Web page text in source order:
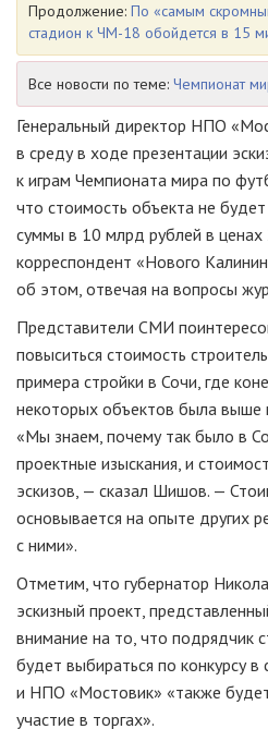
Продолжение: По «самым
стадион к ЧМ-18 обойдется в 15
Все новости по теме: Чемпионат
Генеральный директор НПО
в среду в ходе презентации
к играм Чемпионата мира по
что стоимость объекта не
суммы в 10 млрд рублей в
корреспондент «Нового
об этом, отвечая на вопросы
Представители СМИ
повыситься стоимость
примера стройки в Сочи, где
некоторых объектов была выше
«Мы знаем, почему так было в
проектные изыскания, и
эскизов, — сказал Шишов. —
основывается на опыте других
с ними».
Отметим, что губернатор
эскизный проект,
внимание на то, что подрядчик
будет выбираться по конкурсу
и НПО «Мостовик» «также
участие в торгах».